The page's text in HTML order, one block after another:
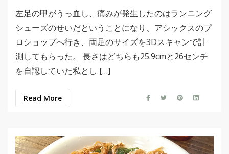
左足の甲がうっ血し、痛みが発生したのはランニング
シューズのせいだということになり、アシックスのプ
ロショップへ行き、両足のサイズを3Dスキャンで計
測してもらった。 長さはどちらも25.9cmと26センチ
を自認していた私とし […]
Read More